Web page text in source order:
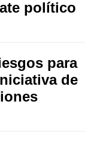
político
para
de